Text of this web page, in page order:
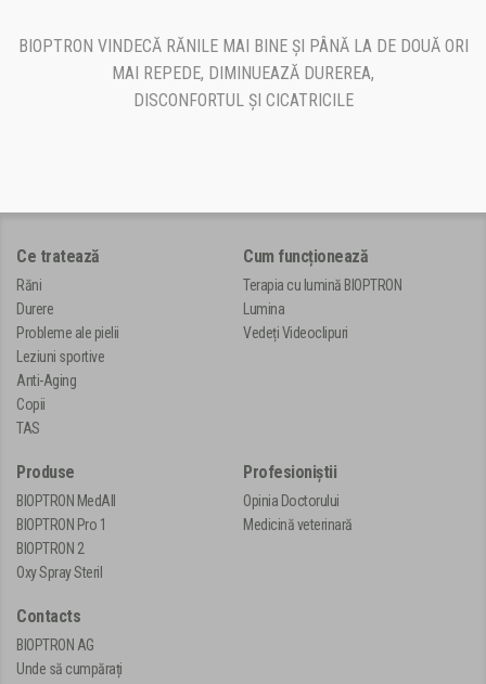
BIOPTRON VINDECĂ RĂNILE MAI BINE ȘI PÂNĂ LA DE DOUĂ ORI
MAI REPEDE, DIMINUEAZĂ DUREREA,
DISCONFORTUL ȘI CICATRICILE
Ce tratează
Răni
Durere
Probleme ale pielii
Leziuni sportive
Anti-Aging
Copii
TAS
Cum funcționează
Terapia cu lumină BIOPTRON
Lumina
Vedeți Videoclipuri
Produse
BIOPTRON MedAll
BIOPTRON Pro 1
BIOPTRON 2
Oxy Spray Steril
Profesioniștii
Opinia Doctorului
Medicină veterinară
Contacts
BIOPTRON AG
Unde să cumpărați